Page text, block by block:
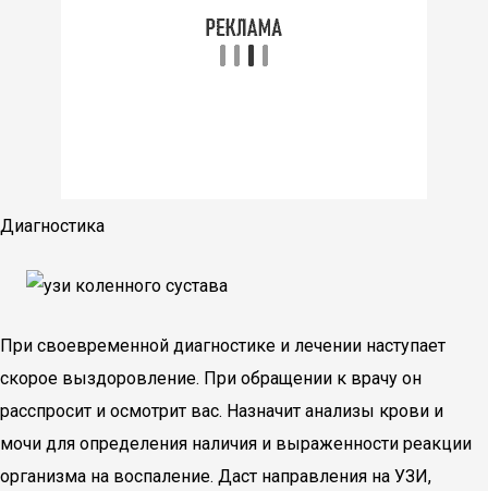
Диагностика
При своевременной диагностике и лечении наступает
скорое выздоровление. При обращении к врачу он
расспросит и осмотрит вас. Назначит анализы крови и
мочи для определения наличия и выраженности реакции
организма на воспаление. Даст направления на УЗИ,